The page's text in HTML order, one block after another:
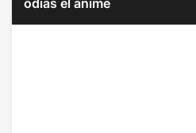
odias el anime